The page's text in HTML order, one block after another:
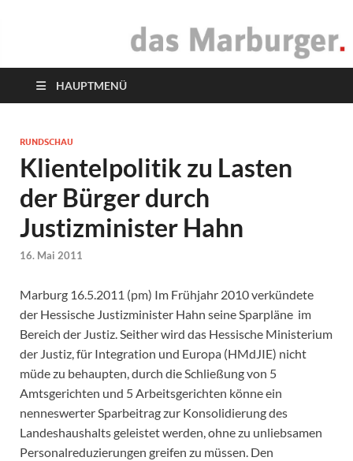
das Marburger.
HAUPTMENÜ
RUNDSCHAU
Klientelpolitik zu Lasten
der Bürger durch
Justizminister Hahn
16. Mai 2011
Marburg 16.5.2011 (pm) Im Frühjahr 2010 verkündete
der Hessische Justizminister Hahn seine Sparpläne im
Bereich der Justiz. Seither wird das Hessische Ministerium
der Justiz, für Integration und Europa (HMdJIE) nicht
müde zu behaupten, durch die Schließung von 5
Amtsgerichten und 5 Arbeitsgerichten könne ein
nenneswerter Sparbeitrag zur Konsolidierung des
Landeshaushalts geleistet werden, ohne zu unliebsamen
Personalreduzierungen greifen zu müssen. Den